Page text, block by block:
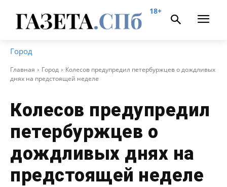
18+
Город
Главная Город
Колесов предупредил петербуржцев о дождливых
днях на предстоящей неделе
Колесов предупредил
петербуржцев о
дождливых днях на
предстоящей неделе